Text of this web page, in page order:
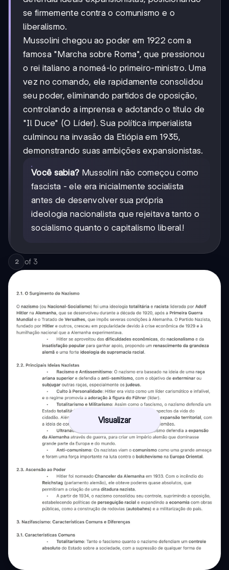
se firmemente contra o comunismo e o
liberalismo.
Mussolini chegou ao poder em 1922 com a
famosa "Marcha sobre Roma", que pressionou
o rei italiano a nomeá-lo primeiro-ministro. Uma
vez no comando, ele rapidamente consolidou
seu poder, eliminando partidos de oposição,
controlando a imprensa e adotando o título de
"Il Duce" (O Líder). Sua política imperialista
culminou na invasão da Etiópia em 1935,
demonstrando suas ambições expansionistas.
Você sabia? Mussolini não começou como
fascista - ele era inicialmente socialista
antes de desenvolver sua própria
ideologia nacionalista que rejeitava tanto o
socialismo quanto o capitalismo liberal!
2 of 3
Visualizar